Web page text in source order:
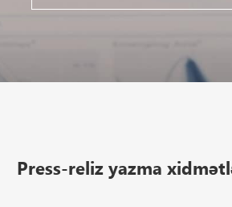
Press-reliz yazma